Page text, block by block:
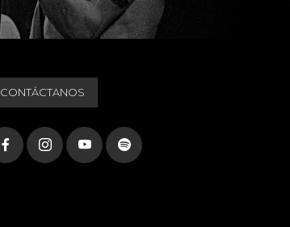
CONTÁCTANOS